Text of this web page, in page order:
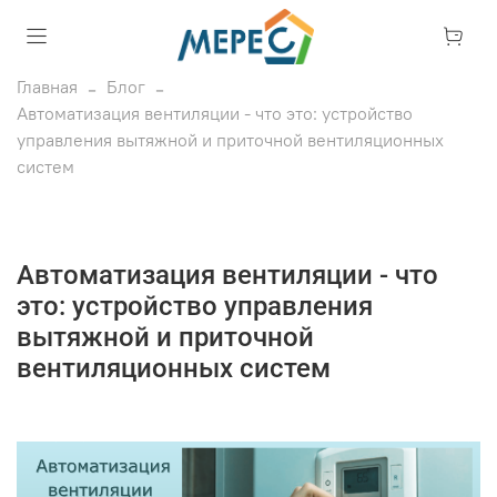
Главная
Блог
Автоматизация вентиляции - что это: устройство
управления вытяжной и приточной вентиляционных
систем
Автоматизация вентиляции - что
это: устройство управления
вытяжной и приточной
вентиляционных систем